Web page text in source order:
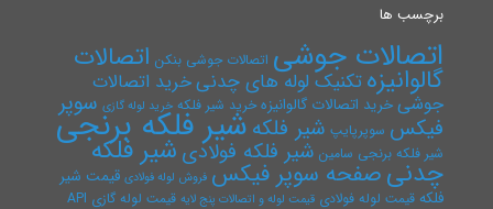
برچسب ها
اتصالات جوشی اتصالات جوشی بنکن اتصالات
گالوانیزهتکنیک لوله های چدنیخرید اتصالات
جوشیخرید اتصالات گالوانیزه خرید شیر فلکه خرید لوله گازی سوپر
فیکس سوپرپایپ شیر فلکه شیر فلکه برنجی
شیر فلکه برنجی سامین شیر فلکه فولادی شیر فلکه
چدنیصفحه سوپر فیکس فروش لوله فولادی قیمت شیر
فلکه قیمت لوله فولادی قیمت لوله و اتصالات پنج لایه قیمت لوله گازی API